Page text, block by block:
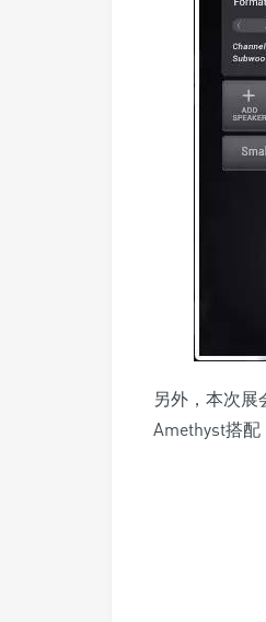
另外，本次展
Amethyst搭配